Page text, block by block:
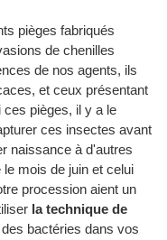
pièges fabriqués
de chenilles
de nos agents, ils
et ceux présentant
ces pièges, il y a le
ces insectes avant
naissance à d'autres
mois de juin et celui
procession aient un
la technique de
bactéries dans vos